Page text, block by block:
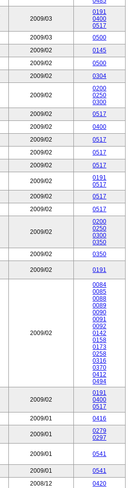
2009/03
0191
0400
0517
2009/03
0500
2009/02
0145
2009/02
0500
2009/02 0304
2009/02
0200
0250
0300
2009/02
0517
2009/02
0400
2009/02
0517
2009/02
0517
2009/02 0517
2009/02
0191
0517
2009/02
0517
2009/02 0517
2009/02
0200
0250
0300
0350
2009/02
0350
2009/02 0191
2009/02
0084
0085
0088
0089
0090
0091
0092
0142
0158
0173
0258
0316
0370
0412
0494
2009/02
0191
0400
0517
2009/01 0416
2009/01
0279
0297
2009/01 0541
2009/01
0541
2008/12
0420